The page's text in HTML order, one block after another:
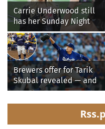
Carrie Underwood still
has her Sunday Night
Football fastball,
awkward Jim Harbaugh &
Baywatch Livvy Dunne!
Brewers offer for Tarik
Skubal revealed — and
it’s better than the